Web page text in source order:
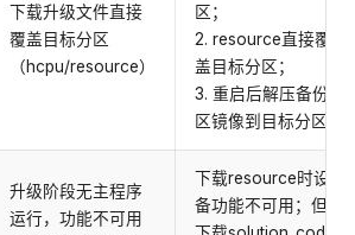
下载升级文件直接
覆盖目标分区
（hcpu/resource）
区；
2. resource直接覆
盖目标分区；
3. 重启后解压备份
区镜像到目标分区
升级阶段无主程序
运行，功能不可用
下载resource时设
备功能不可用；但